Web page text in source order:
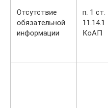
Отсутствие
обязательной
информации
п. 1 ст.
11.14.1
КоАП